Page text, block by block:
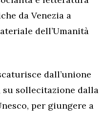
da Venezia a
dell’Umanità
dall’unione
su sollecitazione dalla
per giungere a